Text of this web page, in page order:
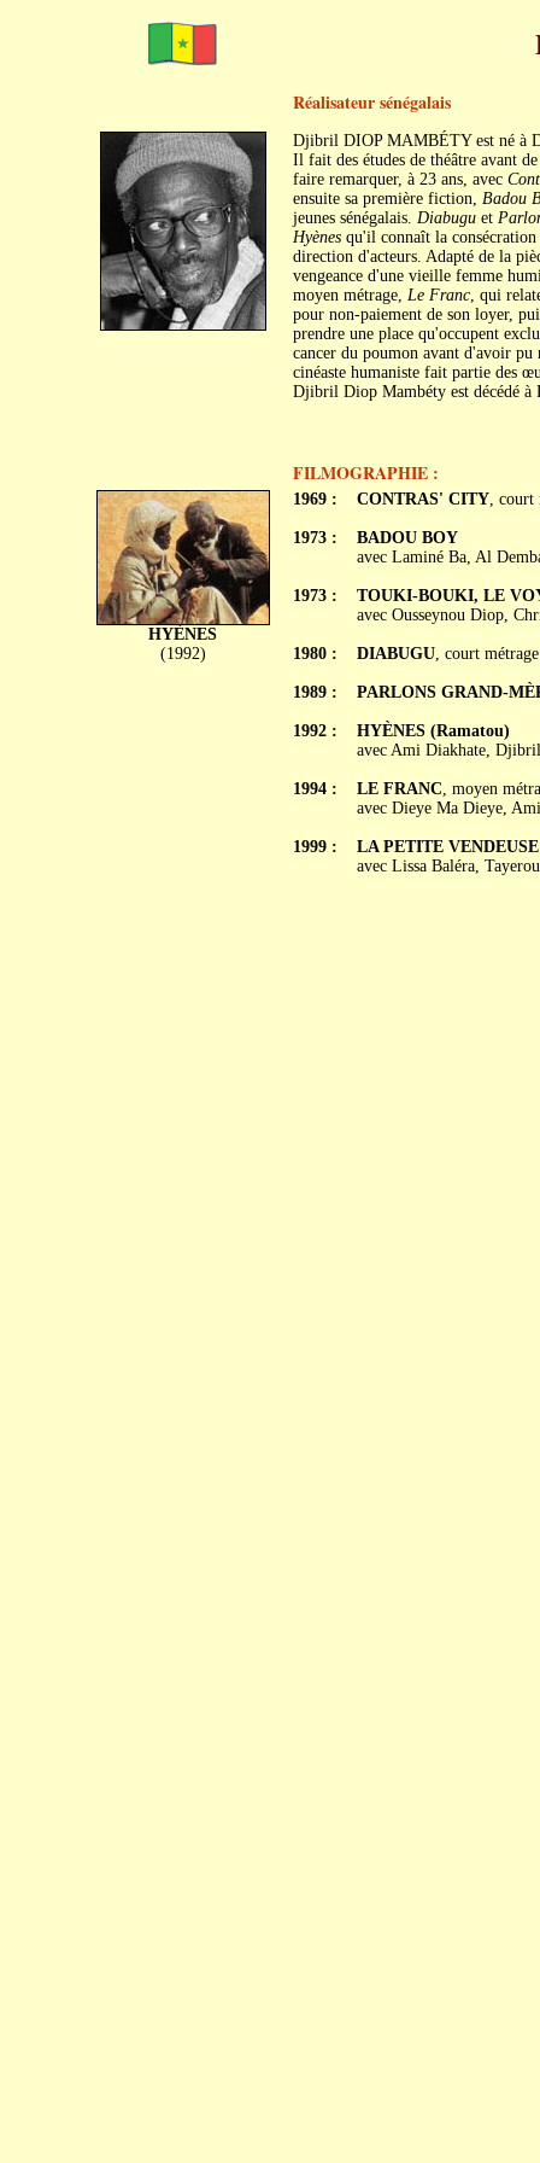
Réalisateur sénégalais
Djibril DIOP MAMBÉTY est né à
Il fait des études de théâtre avant
faire remarquer, à 23 ans, avec
ensuite sa première fiction, Badou
jeunes sénégalais. Diabuguet
Hyènesqu'il connaît la consécration
direction d'acteurs. Adapté de la
vengeance d'une vieille femme
moyen métrage, Le Franc, qui
pour non-paiement de son loyer,
prendre une place qu'occupent
cancer du poumon avant d'avoir
cinéaste humaniste fait partie des
Djibril Diop Mambéty est décédé à
FILMOGRAPHIE :
HYÈNES
(1992)
1969 :
1973 :
1973 :
1980 :
1989 :
1992 :
1994 :
1999 :
CONTRAS' CITY, court
BADOU BOY
avec Laminé Ba, Al
TOUKI-BOUKI, LE
avec Ousseynou Diop,
DIABUGU, court métrage
PARLONS GRAND-
HYÈNES (Ramatou)
avec Ami Diakhate,
LE FRANC, moyen
avec Dieye Ma Dieye,
LA PETITE
avec Lissa Baléra,